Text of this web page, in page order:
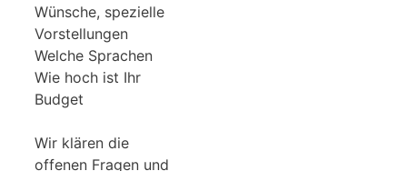
Wünsche, spezielle
Vorstellungen
Welche Sprachen
Wie hoch ist Ihr
Budget
Wir klären die
offenen Fragen und